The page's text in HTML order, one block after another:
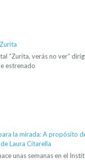
“Zurita, verás no ver”
estrenado
la mirada: A propósito
Laura Citarella
unas semanas en el